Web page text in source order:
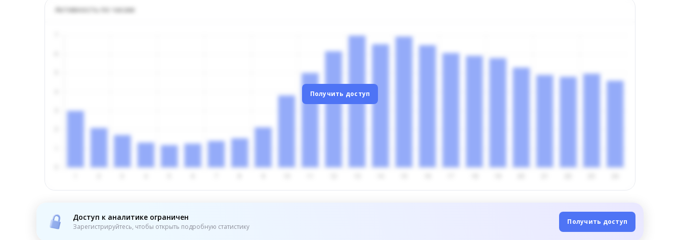
Активность по часам
Получить доступ
Доступ к аналитике ограничен
Зарегистрируйтесь, чтобы открыть подробную статистику
Получить доступ